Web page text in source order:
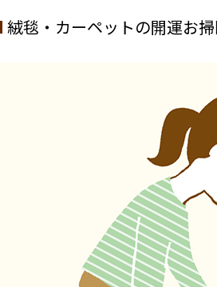
絨毯・カーペットの開運お